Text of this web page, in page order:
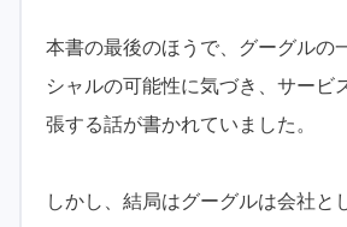
本書の最後のほうで、グーグルの
シャルの可能性に気づき、サービ
張する話が書かれていました。
しかし、結局はグーグルは会社と